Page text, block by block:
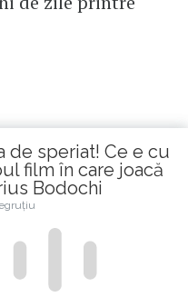
Despre cookies
de speriat! Ce e cu
film în care joacă
Bodochi